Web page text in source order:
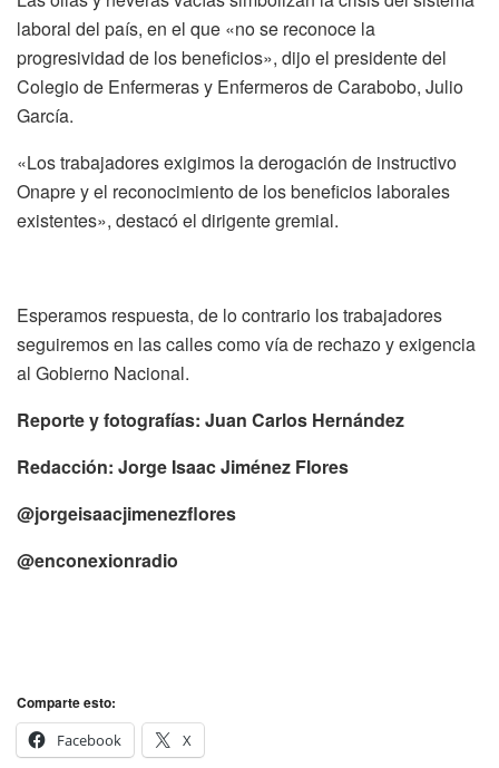
laboral del país, en el que «no se reconoce la
progresividad de los beneficios», dijo el presidente del
Colegio de Enfermeras y Enfermeros de Carabobo, Julio
García.
«Los trabajadores exigimos la derogación de instructivo
Onapre y el reconocimiento de los beneficios laborales
existentes», destacó el dirigente gremial.
Esperamos respuesta, de lo contrario los trabajadores
seguiremos en las calles como vía de rechazo y exigencia
al Gobierno Nacional.
Reporte y fotografías: Juan Carlos Hernández
Redacción: Jorge Isaac Jiménez Flores
@jorgeisaacjimenezflores
@enconexionradio
Comparte esto:
Facebook
X